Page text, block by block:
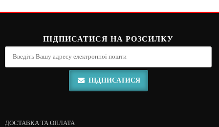
ПІДПИСАТИСЯ НА РОЗСИЛКУ
ПІДПИСАТИСЯ
ДОСТАВКА ТА ОПЛАТА